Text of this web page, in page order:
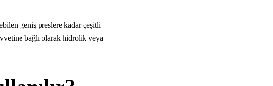
geniş preslere kadar çeşitli
bağlı olarak hidrolik veya